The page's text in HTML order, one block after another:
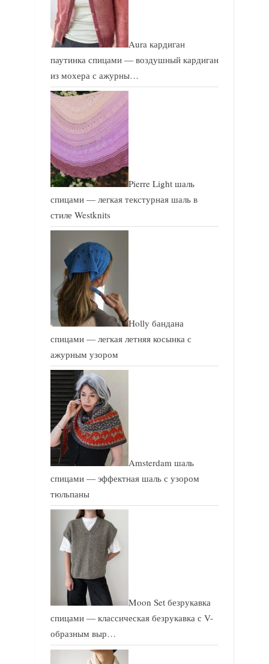
Aura кардиган
паутинка спицами — воздушный кардиган
из мохера с ажурны…
Pierre Light шаль
спицами — легкая текстурная шаль в
стиле Westknits
Holly бандана
спицами — легкая летняя косынка с
ажурным узором
Amsterdam шаль
спицами — эффектная шаль с узором
тюльпаны
Moon Set безрукавка
спицами — классическая безрукавка с V-
образным выр…